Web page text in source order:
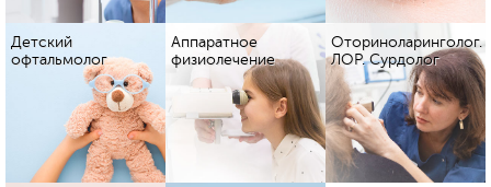
Детский
офтальмолог
Аппаратное
физиолечение
Оториноларинголог.
ЛОР. Сурдолог